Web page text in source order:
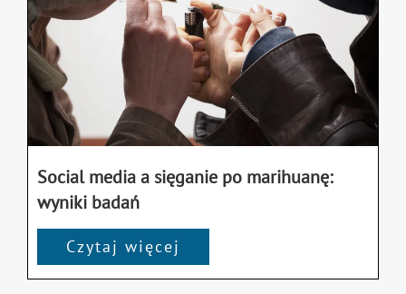
Social media a sięganie po marihuanę:
wyniki badań
Czytaj więcej